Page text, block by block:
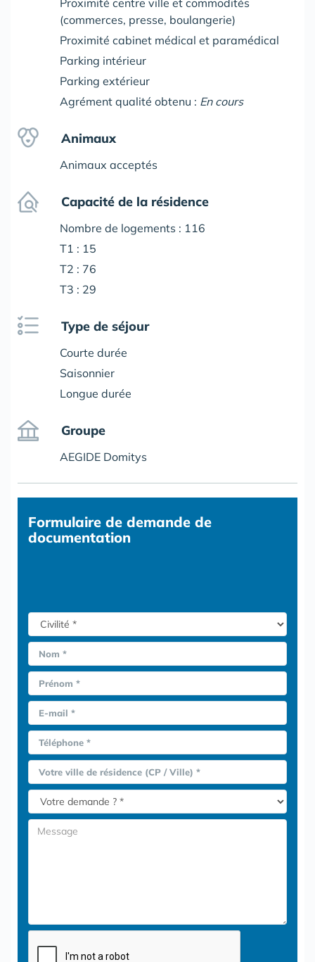
Proximité centre ville et commodités
(commerces, presse, boulangerie)
Proximité cabinet médical et paramédical
Parking intérieur
Parking extérieur
Agrément qualité obtenu : En cours
Animaux
Animaux acceptés
Capacité de la résidence
Nombre de logements : 116
T1 : 15
T2 : 76
T3 : 29
Type de séjour
Courte durée
Saisonnier
Longue durée
Groupe
AEGIDE Domitys
Formulaire de demande de
documentation
Nom *
Prénom *
E-mail *
Téléphone *
Votre ville de résidence (CP / Ville) *